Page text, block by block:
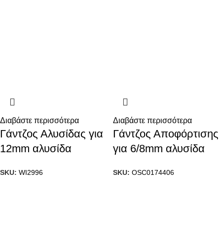
Διαβάστε περισσότερα
Γάντζος Αλυσίδας για
12mm αλυσίδα
SKU: WI2996
Διαβάστε περισσότερα
Γάντζος Αποφόρτισης
για 6/8mm αλυσίδα
SKU: OSC0174406